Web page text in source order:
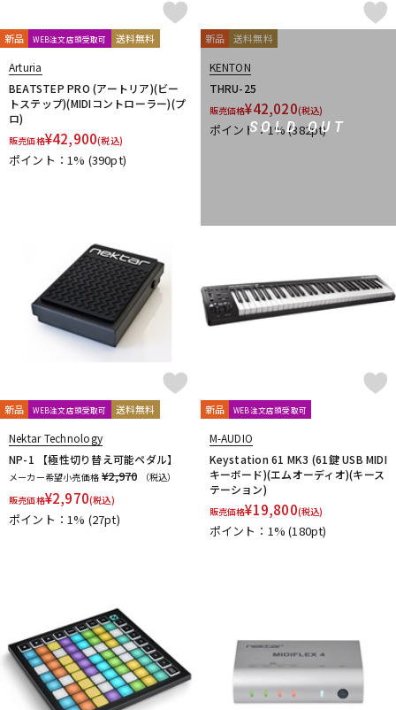
新品 WEB注文店頭受取可 送料無料
Arturia
BEATSTEP PRO (アートリア)(ビー
トステップ)(MIDIコントローラー)(プ
ロ)
販売価格¥42,900(税込)
ポイント：1% (390pt)
SOLD OUT
新品 送料無料
KENTON
THRU-25
販売価格¥42,020(税込)
ポイント：1%(382pt)
新品 WEB注文店頭受取可 送料無料
Nektar Technology
NP-1 【極性切り替え可能ペダル】
メーカー希望小売価格 ¥2,970
（税込）
販売価格¥2,970(税込)
ポイント：1% (27pt)
新品 WEB注文店頭受取可
M-AUDIO
Keystation 61 MK3 (61鍵 USB MIDI
キーボード)(エムオーディオ)(キース
テーション)
販売価格¥19,800(税込)
ポイント：1%(180pt)